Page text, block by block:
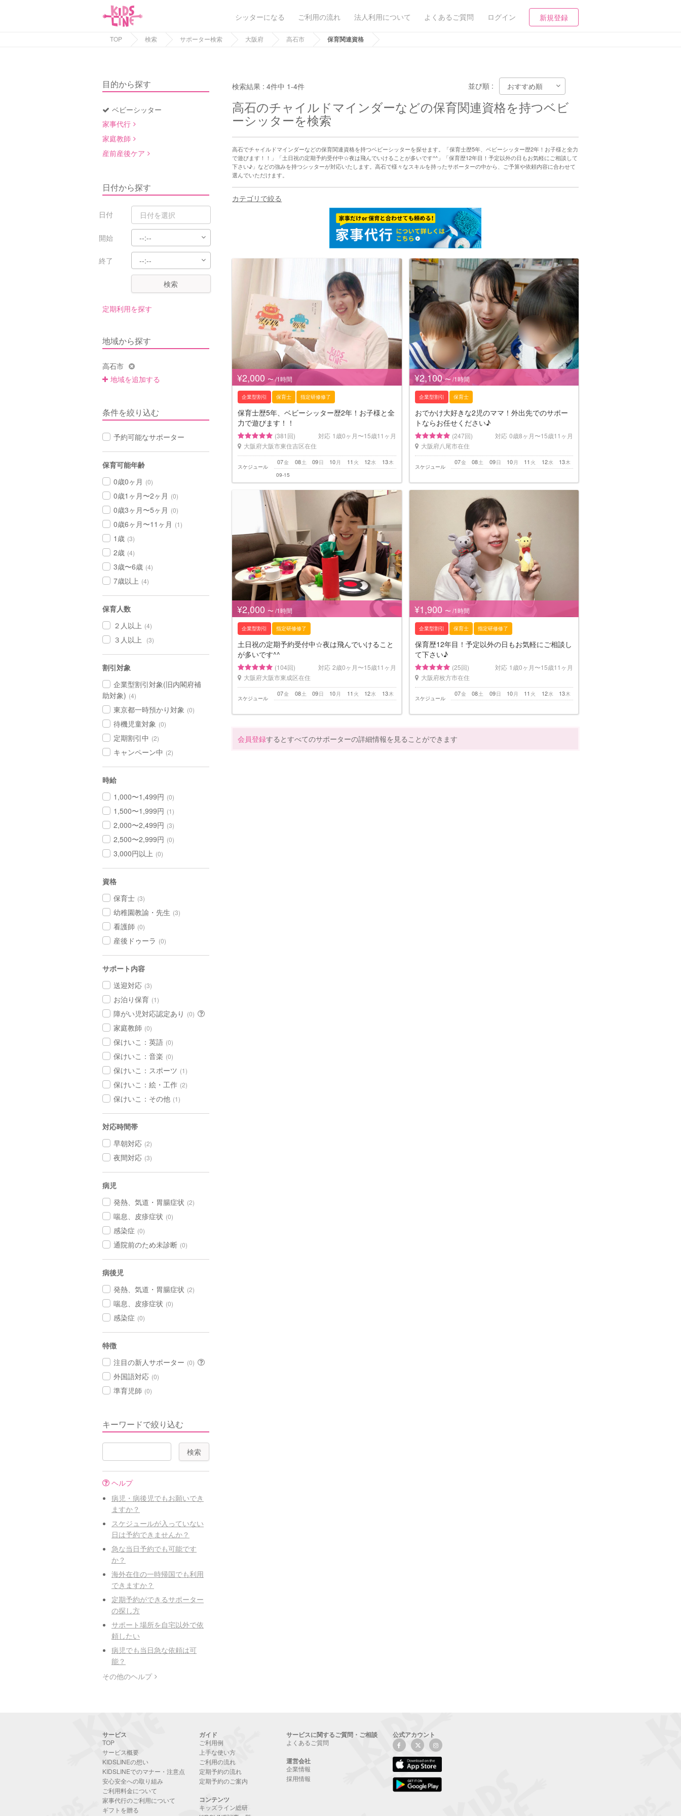
シッターになる ご利用の流れ 法人利用について よくあるご質問 ログイン 新規登録
TOP 検索 サポーター検索 大阪府 高石市 保育関連資格
目的から探す
ベビーシッター
家事代行
家庭教師
産前産後ケア
日付から探す
日付
開始
終了
検索
定期利用を探す
地域から探す
高石市
地域を追加する
条件を絞り込む
予約可能なサポーター
保育可能年齢
0歳0ヶ月 (0)
0歳1ヶ月〜2ヶ月 (0)
0歳3ヶ月〜5ヶ月 (0)
0歳6ヶ月〜11ヶ月 (1)
1歳 (3)
2歳 (4)
3歳〜6歳 (4)
7歳以上 (4)
保育人数
２人以上 (4)
３人以上 (3)
割引対象
企業型割引対象(旧内閣府補
助対象) (4)
東京都一時預かり対象 (0)
待機児童対象 (0)
定期割引中 (2)
キャンペーン中 (2)
時給
1,000〜1,499円 (0)
1,500〜1,999円 (1)
2,000〜2,499円 (3)
2,500〜2,999円 (0)
3,000円以上 (0)
資格
保育士 (3)
幼稚園教諭・先生 (3)
看護師 (0)
産後ドゥーラ (0)
サポート内容
送迎対応 (3)
お泊り保育 (1)
障がい児対応認定あり (0)
家庭教師 (0)
保けいこ：英語 (0)
保けいこ：音楽 (0)
保けいこ：スポーツ (1)
保けいこ：絵・工作 (2)
保けいこ：その他 (1)
対応時間帯
早朝対応 (2)
夜間対応 (3)
病児
発熱、気道・胃腸症状 (2)
喘息、皮疹症状 (0)
感染症 (0)
通院前のため未診断 (0)
病後児
発熱、気道・胃腸症状 (2)
喘息、皮疹症状 (0)
感染症 (0)
特徴
注目の新人サポーター (0)
外国語対応 (0)
準育児師 (0)
キーワードで絞り込む
ヘルプ
病児・病後児でもお願いでき
ますか？
スケジュールが入っていない
日は予約できませんか？
急な当日予約でも可能です
か？
海外在住の一時帰国でも利用
できますか？
定期予約ができるサポーター
の探し方
サポート場所を自宅以外で依
頼したい
病児でも当日急な依頼は可
能？
その他のヘルプ
検索結果 :4件中 1-4件 並び順 :
高石のチャイルドマインダーなどの保育関連資格を持つベビ
ーシッターを検索
高石でチャイルドマインダーなどの保育関連資格を持つベビーシッターを探せます。「保育士歴5年、ベビーシッター歴2年！お子様と全力
で遊びます！！」「土日祝の定期予約受付中☆夜は飛んでいけることが多いです^^」「保育歴12年目！予定以外の日もお気軽にご相談して
下さい♪」などの強みを持つシッターが対応いたします。高石で様々なスキルを持ったサポーターの中から、ご予算や依頼内容に合わせて
選んでいただけます。
カテゴリで絞る
¥2,000 〜 /1時間
企業型割引 保育士 指定研修修了
保育士歴5年、ベビーシッター歴2年！お子様と全
力で遊びます！！
(381回) 対応 1歳0ヶ月〜15歳11ヶ月
大阪府大阪市東住吉区在住
スケジュール
金
07 土
08 日
09 月
10 火
11 水
12 木
13
09-15
¥2,100 〜 /1時間
企業型割引 保育士
おでかけ大好きな2児のママ！外出先でのサポー
トならお任せください♪
(247回) 対応 0歳8ヶ月〜15歳11ヶ月
大阪府八尾市在住
スケジュール
金
07 土
08 日
09 月
10 火
11 水
12 木
13
¥2,000 〜 /1時間
企業型割引 指定研修修了
土日祝の定期予約受付中☆夜は飛んでいけること
が多いです^^
(104回) 対応 2歳0ヶ月〜15歳11ヶ月
大阪府大阪市東成区在住
スケジュール
金
07 土
08 日
09 月
10 火
11 水
12 木
13
¥1,900 〜 /1時間
企業型割引 保育士 指定研修修了
保育歴12年目！予定以外の日もお気軽にご相談し
て下さい♪
(25回) 対応 1歳0ヶ月〜15歳11ヶ月
大阪府枚方市在住
スケジュール
金
07 土
08 日
09 月
10 火
11 水
12 木
13
会員登録するとすべてのサポーターの詳細情報を見ることができます
サービス
TOP
サービス概要
KIDSLINEの想い
KIDSLINEでのマナー・注意点
安心安全への取り組み
ご利用料金について
家事代行のご利用について
ギフトを贈る
ガイド
ご利用例
上手な使い方
ご利用の流れ
定期予約の流れ
定期予約のご案内
コンテンツ
キッズライン総研
サービスに関するご質問・ご相談
よくあるご質問
運営会社
企業情報
採用情報
公式アカウント